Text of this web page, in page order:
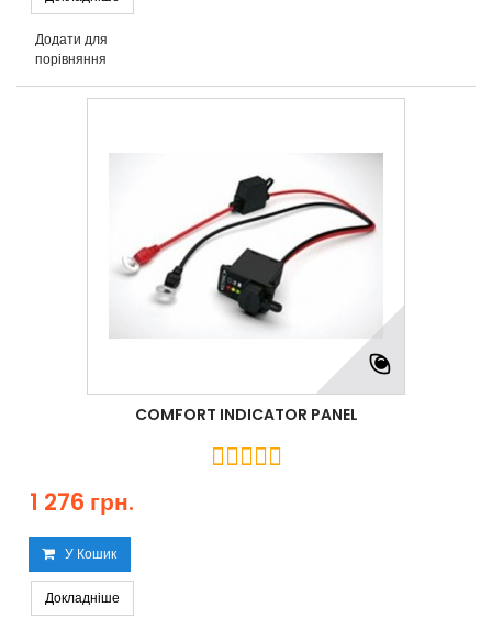
Додати для
порівняння
COMFORT INDICATOR PANEL
1 276 грн.
У Кошик
Докладніше